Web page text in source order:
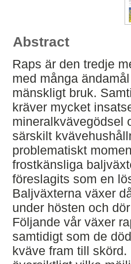
Abstract
Raps är den tredje
med många
mänskligt bruk.
kräver mycket
mineralkvävegödsel
särskilt
problematiskt
frostkänsliga
föreslagits som en
Baljväxterna växer
under hösten och
Följande vår växer
samtidigt som de
kväve fram till